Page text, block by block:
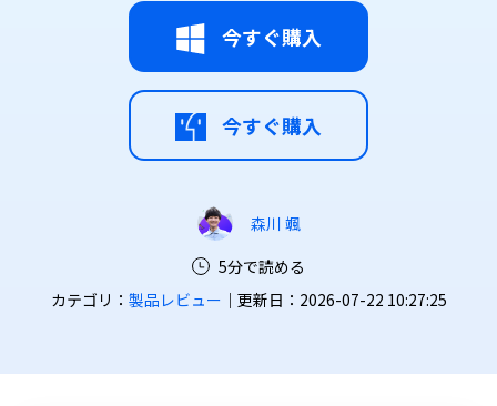
今すぐ購入
今すぐ購入
森川 颯
5分で読める
カテゴリ： 製品レビュー ｜更新日：2026-07-22 10:27:25